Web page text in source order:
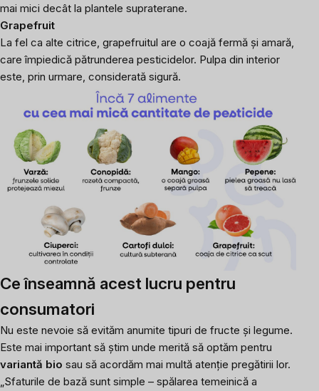
mai mici decât la plantele supraterane.
Grapefruit
La fel ca alte citrice, grapefruitul are o coajă fermă și amară,
care împiedică pătrunderea pesticidelor. Pulpa din interior
este, prin urmare, considerată sigură.
Ce înseamnă acest lucru pentru
consumatori
Nu este nevoie să evităm anumite tipuri de fructe și legume.
Este mai important să știm unde merită să optăm pentru
variantă bio sau să acordăm mai multă atenție pregătirii lor.
„Sfaturile de bază sunt simple – spălarea temeinică a